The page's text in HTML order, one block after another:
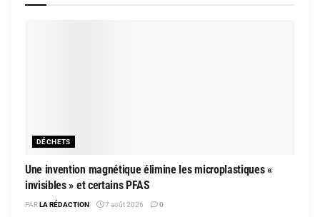
DÉCHETS
Une invention magnétique élimine les microplastiques «
invisibles » et certains PFAS
PARLA RÉDACTION 7 août 2026 0